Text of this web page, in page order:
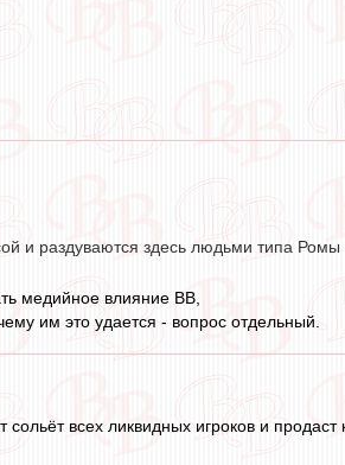
и раздуваются здесь людьми типа Ромы
медийное влияние ВВ,
им это удается - вопрос отдельный.
всех ликвидных игроков и продаст